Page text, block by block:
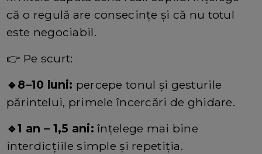
că o regulă are consecințe și că nu totul
este negociabil.
👉 Pe scurt:
🔹8–10 luni: percepe tonul și gesturile
părintelui, primele încercări de ghidare.
🔹1 an – 1,5 ani: înțelege mai bine
interdicțiile simple și repetiția.